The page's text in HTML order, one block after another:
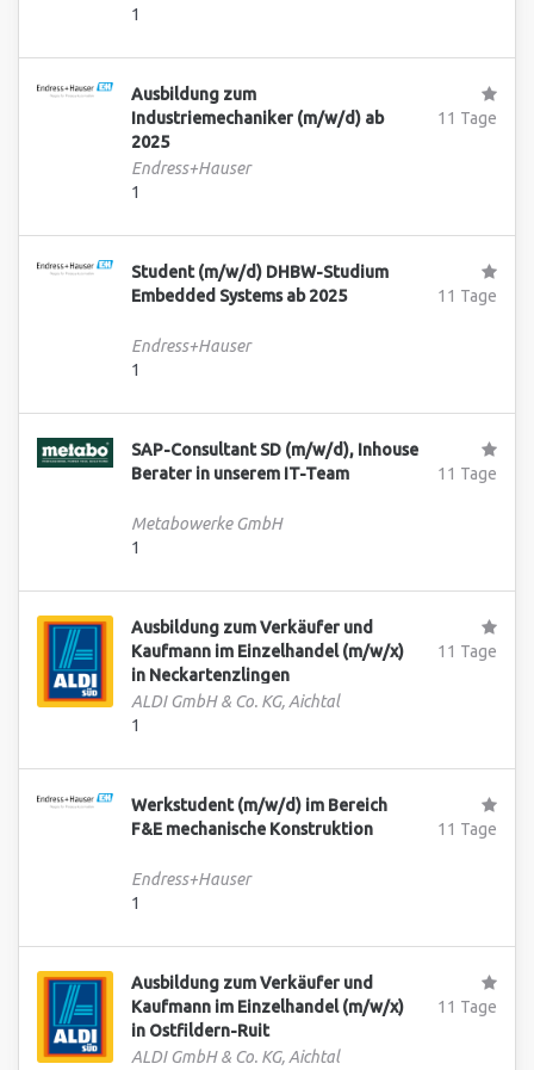
1
Ausbildung zum
Industriemechaniker (m/w/d) ab
2025
Endress+Hauser
1
11 Tage
Student (m/w/d) DHBW-Studium
Embedded Systems ab 2025
Endress+Hauser
1
11 Tage
SAP-Consultant SD (m/w/d), Inhouse
Berater in unserem IT-Team
Metabowerke GmbH
1
11 Tage
Ausbildung zum Verkäufer und
Kaufmann im Einzelhandel (m/w/x)
in Neckartenzlingen
ALDI GmbH & Co. KG, Aichtal
1
11 Tage
Werkstudent (m/w/d) im Bereich
F&E mechanische Konstruktion
Endress+Hauser
1
11 Tage
Ausbildung zum Verkäufer und
Kaufmann im Einzelhandel (m/w/x)
in Ostfildern-Ruit
ALDI GmbH & Co. KG, Aichtal
11 Tage